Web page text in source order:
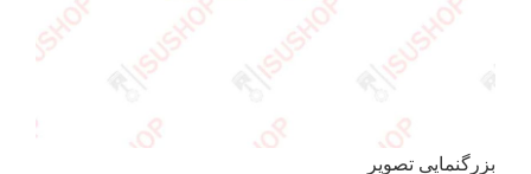
بزرگنمایی تصویر